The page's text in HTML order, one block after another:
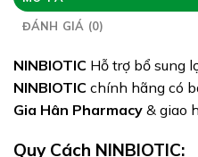
ĐÁNH GIÁ (0)
NINBIOTIC Hỗ trợ bổ sung
NINBIOTIC chính hãng có
Gia Hân Pharmacy & giao
Quy Cách NINBIOTIC: